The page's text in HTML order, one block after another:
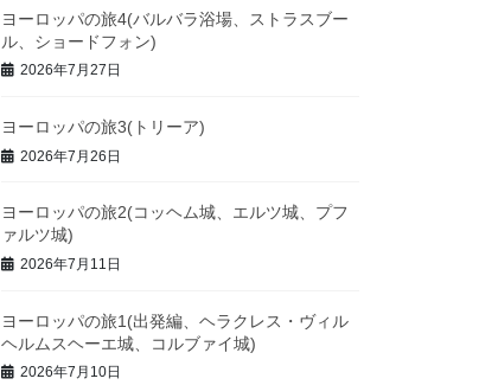
ス
ヨーロッパの旅4(バルバラ浴場、ストラスブー
ル、ショードフォン)
2026年7月27日
ヨーロッパの旅3(トリーア)
2026年7月26日
ヨーロッパの旅2(コッヘム城、エルツ城、プフ
ァルツ城)
2026年7月11日
ヨーロッパの旅1(出発編、ヘラクレス・ヴィル
ヘルムスヘーエ城、コルブァイ城)
2026年7月10日